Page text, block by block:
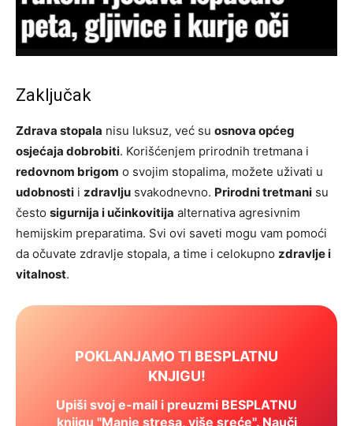
Zaključak
Zdrava stopala nisu luksuz, već su osnova općeg
osjećaja dobrobiti. Korišćenjem prirodnih tretmana i
redovnom brigom o svojim stopalima, možete uživati u
udobnosti i zdravlju svakodnevno. Prirodni tretmani su
često sigurnija i učinkovitija alternativa agresivnim
hemijskim preparatima. Svi ovi saveti mogu vam pomoći
da očuvate zdravlje stopala, a time i celokupno zdravlje i
vitalnost.
POKLANJAMO TI BESPLATNU
KNJIGU!
Upiši svoj e-mail i preuzmi BESPLATNU
knjigu "Manje stresa, više sreće". Nauči